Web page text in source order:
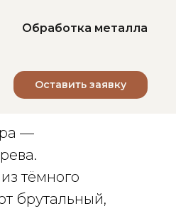
Обработка металла
Оставить заявку
—
тёмного
брутальный,